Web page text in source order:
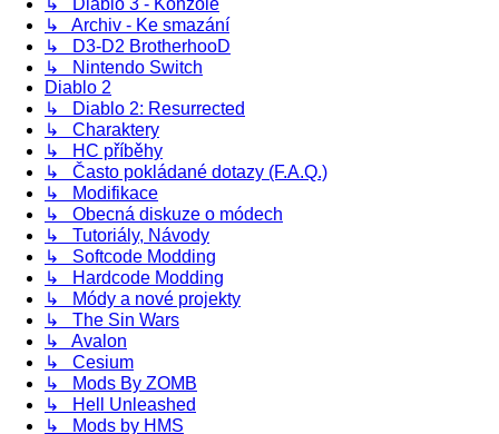
↳ Diablo 3 - Konzole
↳ Archiv - Ke smazání
↳ D3-D2 BrotherhooD
↳ Nintendo Switch
Diablo 2
↳ Diablo 2: Resurrected
↳ Charaktery
↳ HC příběhy
↳ Často pokládané dotazy (F.A.Q.)
↳ Modifikace
↳ Obecná diskuze o módech
↳ Tutoriály, Návody
↳ Softcode Modding
↳ Hardcode Modding
↳ Módy a nové projekty
↳ The Sin Wars
↳ Avalon
↳ Cesium
↳ Mods By ZOMB
↳ Hell Unleashed
↳ Mods by HMS